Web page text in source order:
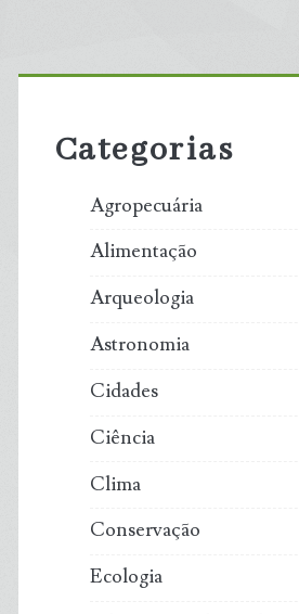
Primary
Sidebar
Categorias
Agropecuária
Alimentação
Arqueologia
Astronomia
Cidades
Ciência
Clima
Conservação
Ecologia